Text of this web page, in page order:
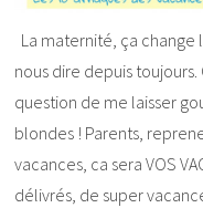
La maternité, ça change
nous dire depuis
question de me laisser
blondes ! Parents,
vacances, ca sera VOS
délivrés, de super